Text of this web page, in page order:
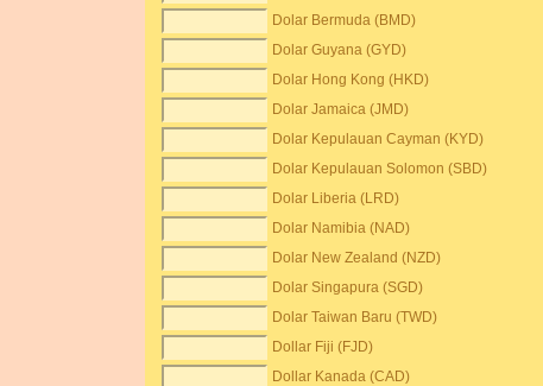
Dolar Bermuda (BMD)
Dolar Guyana (GYD)
Dolar Hong Kong (HKD)
Dolar Jamaica (JMD)
Dolar Kepulauan Cayman (KYD)
Dolar Kepulauan Solomon (SBD)
Dolar Liberia (LRD)
Dolar Namibia (NAD)
Dolar New Zealand (NZD)
Dolar Singapura (SGD)
Dolar Taiwan Baru (TWD)
Dollar Fiji (FJD)
Dollar Kanada (CAD)